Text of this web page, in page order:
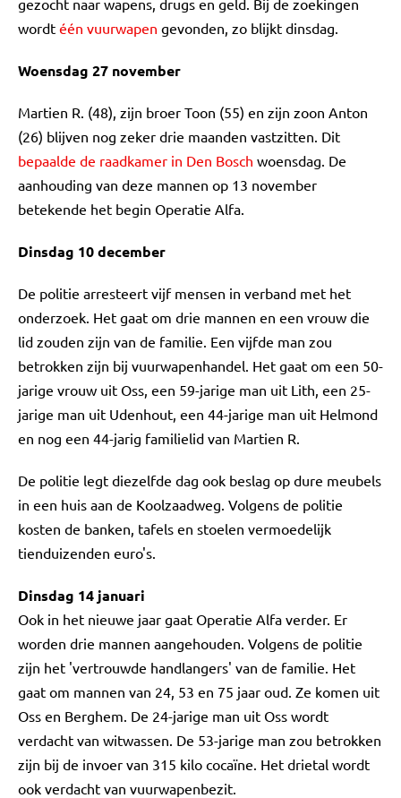
gezocht naar wapens, drugs en geld. Bij de zoekingen
wordt één vuurwapen gevonden, zo blijkt dinsdag.
Woensdag 27 november
Martien R. (48), zijn broer Toon (55) en zijn zoon Anton
(26) blijven nog zeker drie maanden vastzitten. Dit
bepaalde de raadkamer in Den Bosch woensdag. De
aanhouding van deze mannen op 13 november
betekende het begin Operatie Alfa.
Dinsdag 10 december
De politie arresteert vijf mensen in verband met het
onderzoek. Het gaat om drie mannen en een vrouw die
lid zouden zijn van de familie. Een vijfde man zou
betrokken zijn bij vuurwapenhandel. Het gaat om een 50-
jarige vrouw uit Oss, een 59-jarige man uit Lith, een 25-
jarige man uit Udenhout, een 44-jarige man uit Helmond
en nog een 44-jarig familielid van Martien R.
De politie legt diezelfde dag ook beslag op dure meubels
in een huis aan de Koolzaadweg. Volgens de politie
kosten de banken, tafels en stoelen vermoedelijk
tienduizenden euro's.
Dinsdag 14 januari
Ook in het nieuwe jaar gaat Operatie Alfa verder. Er
worden drie mannen aangehouden. Volgens de politie
zijn het 'vertrouwde handlangers' van de familie. Het
gaat om mannen van 24, 53 en 75 jaar oud. Ze komen uit
Oss en Berghem. De 24-jarige man uit Oss wordt
verdacht van witwassen. De 53-jarige man zou betrokken
zijn bij de invoer van 315 kilo cocaïne. Het drietal wordt
ook verdacht van vuurwapenbezit.